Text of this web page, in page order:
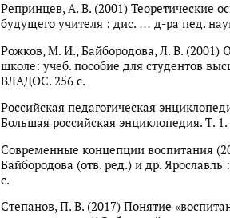
Репринцев, А. В. (2001) Теоретические
будущего учителя : дис. … д-ра пед.
Рожков, М. И., Байбородова, Л. В. (2001)
школе: учеб. пособие для студентов
ВЛАДОС. 256 с.
Российская педагогическая
Большая российская энциклопедия. Т. 1.
Современные концепции воспитания
Байбородова (отв. ред.) и др.
с.
Степанов, П. В. (2017) Понятие